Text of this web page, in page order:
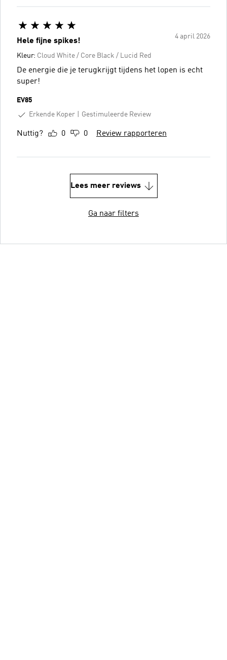
4 april 2026
Hele fijne spikes!
Kleur: Cloud White / Core Black / Lucid Red
De energie die je terugkrijgt tijdens het lopen is echt
super!
EV85
Erkende Koper
Gestimuleerde Review
Nuttig? 0 0 Review rapporteren
Lees meer reviews
Ga naar filters